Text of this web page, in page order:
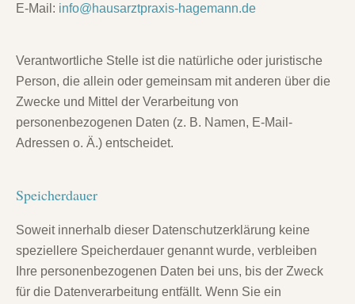
E-Mail: info@hausarztpraxis-hagemann.de
Verantwortliche Stelle ist die natürliche oder juristische
Person, die allein oder gemeinsam mit anderen über die
Zwecke und Mittel der Verarbeitung von
personenbezogenen Daten (z. B. Namen, E-Mail-
Adressen o. Ä.) entscheidet.
Speicherdauer
Soweit innerhalb dieser Datenschutzerklärung keine
speziellere Speicherdauer genannt wurde, verbleiben
Ihre personenbezogenen Daten bei uns, bis der Zweck
für die Datenverarbeitung entfällt. Wenn Sie ein